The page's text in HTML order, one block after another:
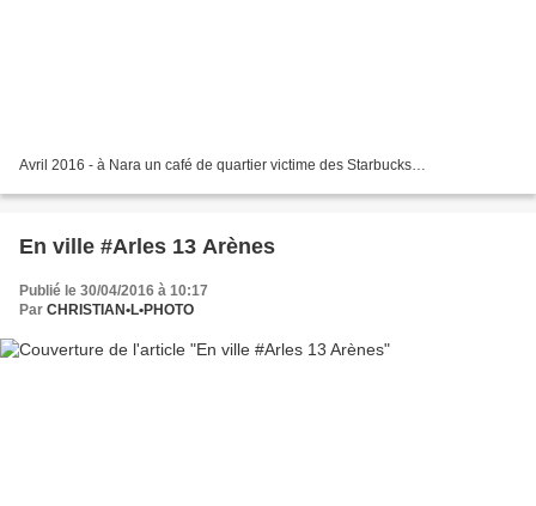
Avril 2016 - à Nara un café de quartier victime des Starbucks…
En ville #Arles 13 Arènes
Publié le 30/04/2016 à 10:17
Par CHRISTIAN•L•PHOTO